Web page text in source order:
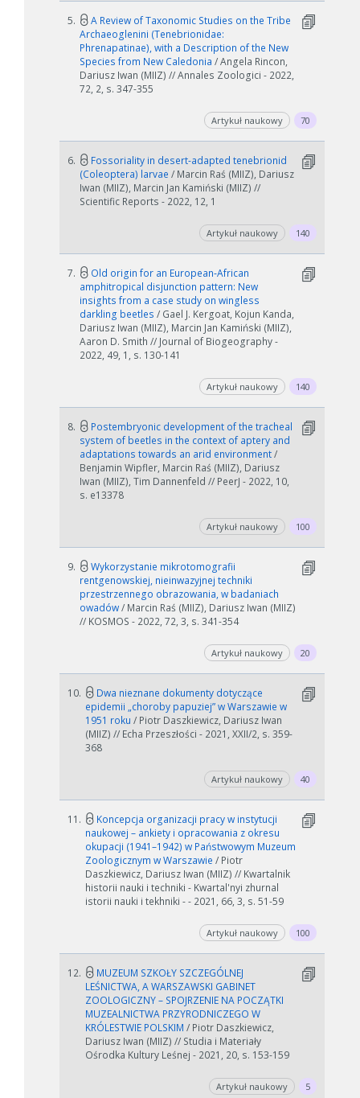
5.
A Review of Taxonomic Studies on the Tribe
Archaeoglenini (Tenebrionidae:
Phrenapatinae), with a Description of the New
Species from New Caledonia / Angela Rincon,
Dariusz Iwan (MIIZ) // Annales Zoologici - 2022,
72, 2, s. 347-355
Artykuł naukowy 70
6.
Fossoriality in desert-adapted tenebrionid
(Coleoptera) larvae / Marcin Raś (MIIZ), Dariusz
Iwan (MIIZ), Marcin Jan Kamiński (MIIZ) //
Scientific Reports - 2022, 12, 1
Artykuł naukowy 140
7.
Old origin for an European‐African
amphitropical disjunction pattern: New
insights from a case study on wingless
darkling beetles / Gael J. Kergoat, Kojun Kanda,
Dariusz Iwan (MIIZ), Marcin Jan Kamiński (MIIZ),
Aaron D. Smith // Journal of Biogeography -
2022, 49, 1, s. 130-141
Artykuł naukowy 140
8.
Postembryonic development of the tracheal
system of beetles in the context of aptery and
adaptations towards an arid environment/
Benjamin Wipfler, Marcin Raś (MIIZ), Dariusz
Iwan (MIIZ), Tim Dannenfeld // PeerJ - 2022, 10,
s. e13378
Artykuł naukowy 100
9.
Wykorzystanie mikrotomografii
rentgenowskiej, nieinwazyjnej techniki
przestrzennego obrazowania, w badaniach
owadów/ Marcin Raś (MIIZ), Dariusz Iwan (MIIZ)
// KOSMOS - 2022, 72, 3, s. 341-354
Artykuł naukowy 20
10.
Dwa nieznane dokumenty dotyczące
epidemii „choroby papuziej” w Warszawie w
1951 roku / Piotr Daszkiewicz, Dariusz Iwan
(MIIZ) // Echa Przeszłości - 2021, XXII/2, s. 359-
368
Artykuł naukowy 40
11.
Koncepcja organizacji pracy w instytucji
naukowej – ankiety i opracowania z okresu
okupacji (1941–1942) w Państwowym Muzeum
Zoologicznym w Warszawie / Piotr
Daszkiewicz, Dariusz Iwan (MIIZ) // Kwartalnik
historii nauki i techniki - Kwartal'nyi zhurnal
istorii nauki i tekhniki - - 2021, 66, 3, s. 51-59
Artykuł naukowy 100
12.
MUZEUM SZKOŁY SZCZEGÓLNEJ
LEŚNICTWA, A WARSZAWSKI GABINET
ZOOLOGICZNY – SPOJRZENIE NA POCZĄTKI
MUZEALNICTWA PRZYRODNICZEGO W
KRÓLESTWIE POLSKIM / Piotr Daszkiewicz,
Dariusz Iwan (MIIZ) // Studia i Materiały
Ośrodka Kultury Leśnej - 2021, 20, s. 153-159
Artykuł naukowy 5